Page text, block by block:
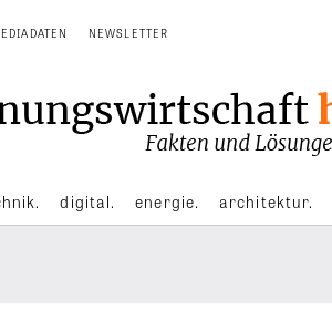
NEWSLETTER
digital. energie. architektur.